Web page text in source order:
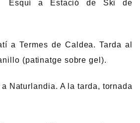
a Estació de Ski de
de Caldea. Tarda al
(patinatge sobre gel).
A la tarda, tornada